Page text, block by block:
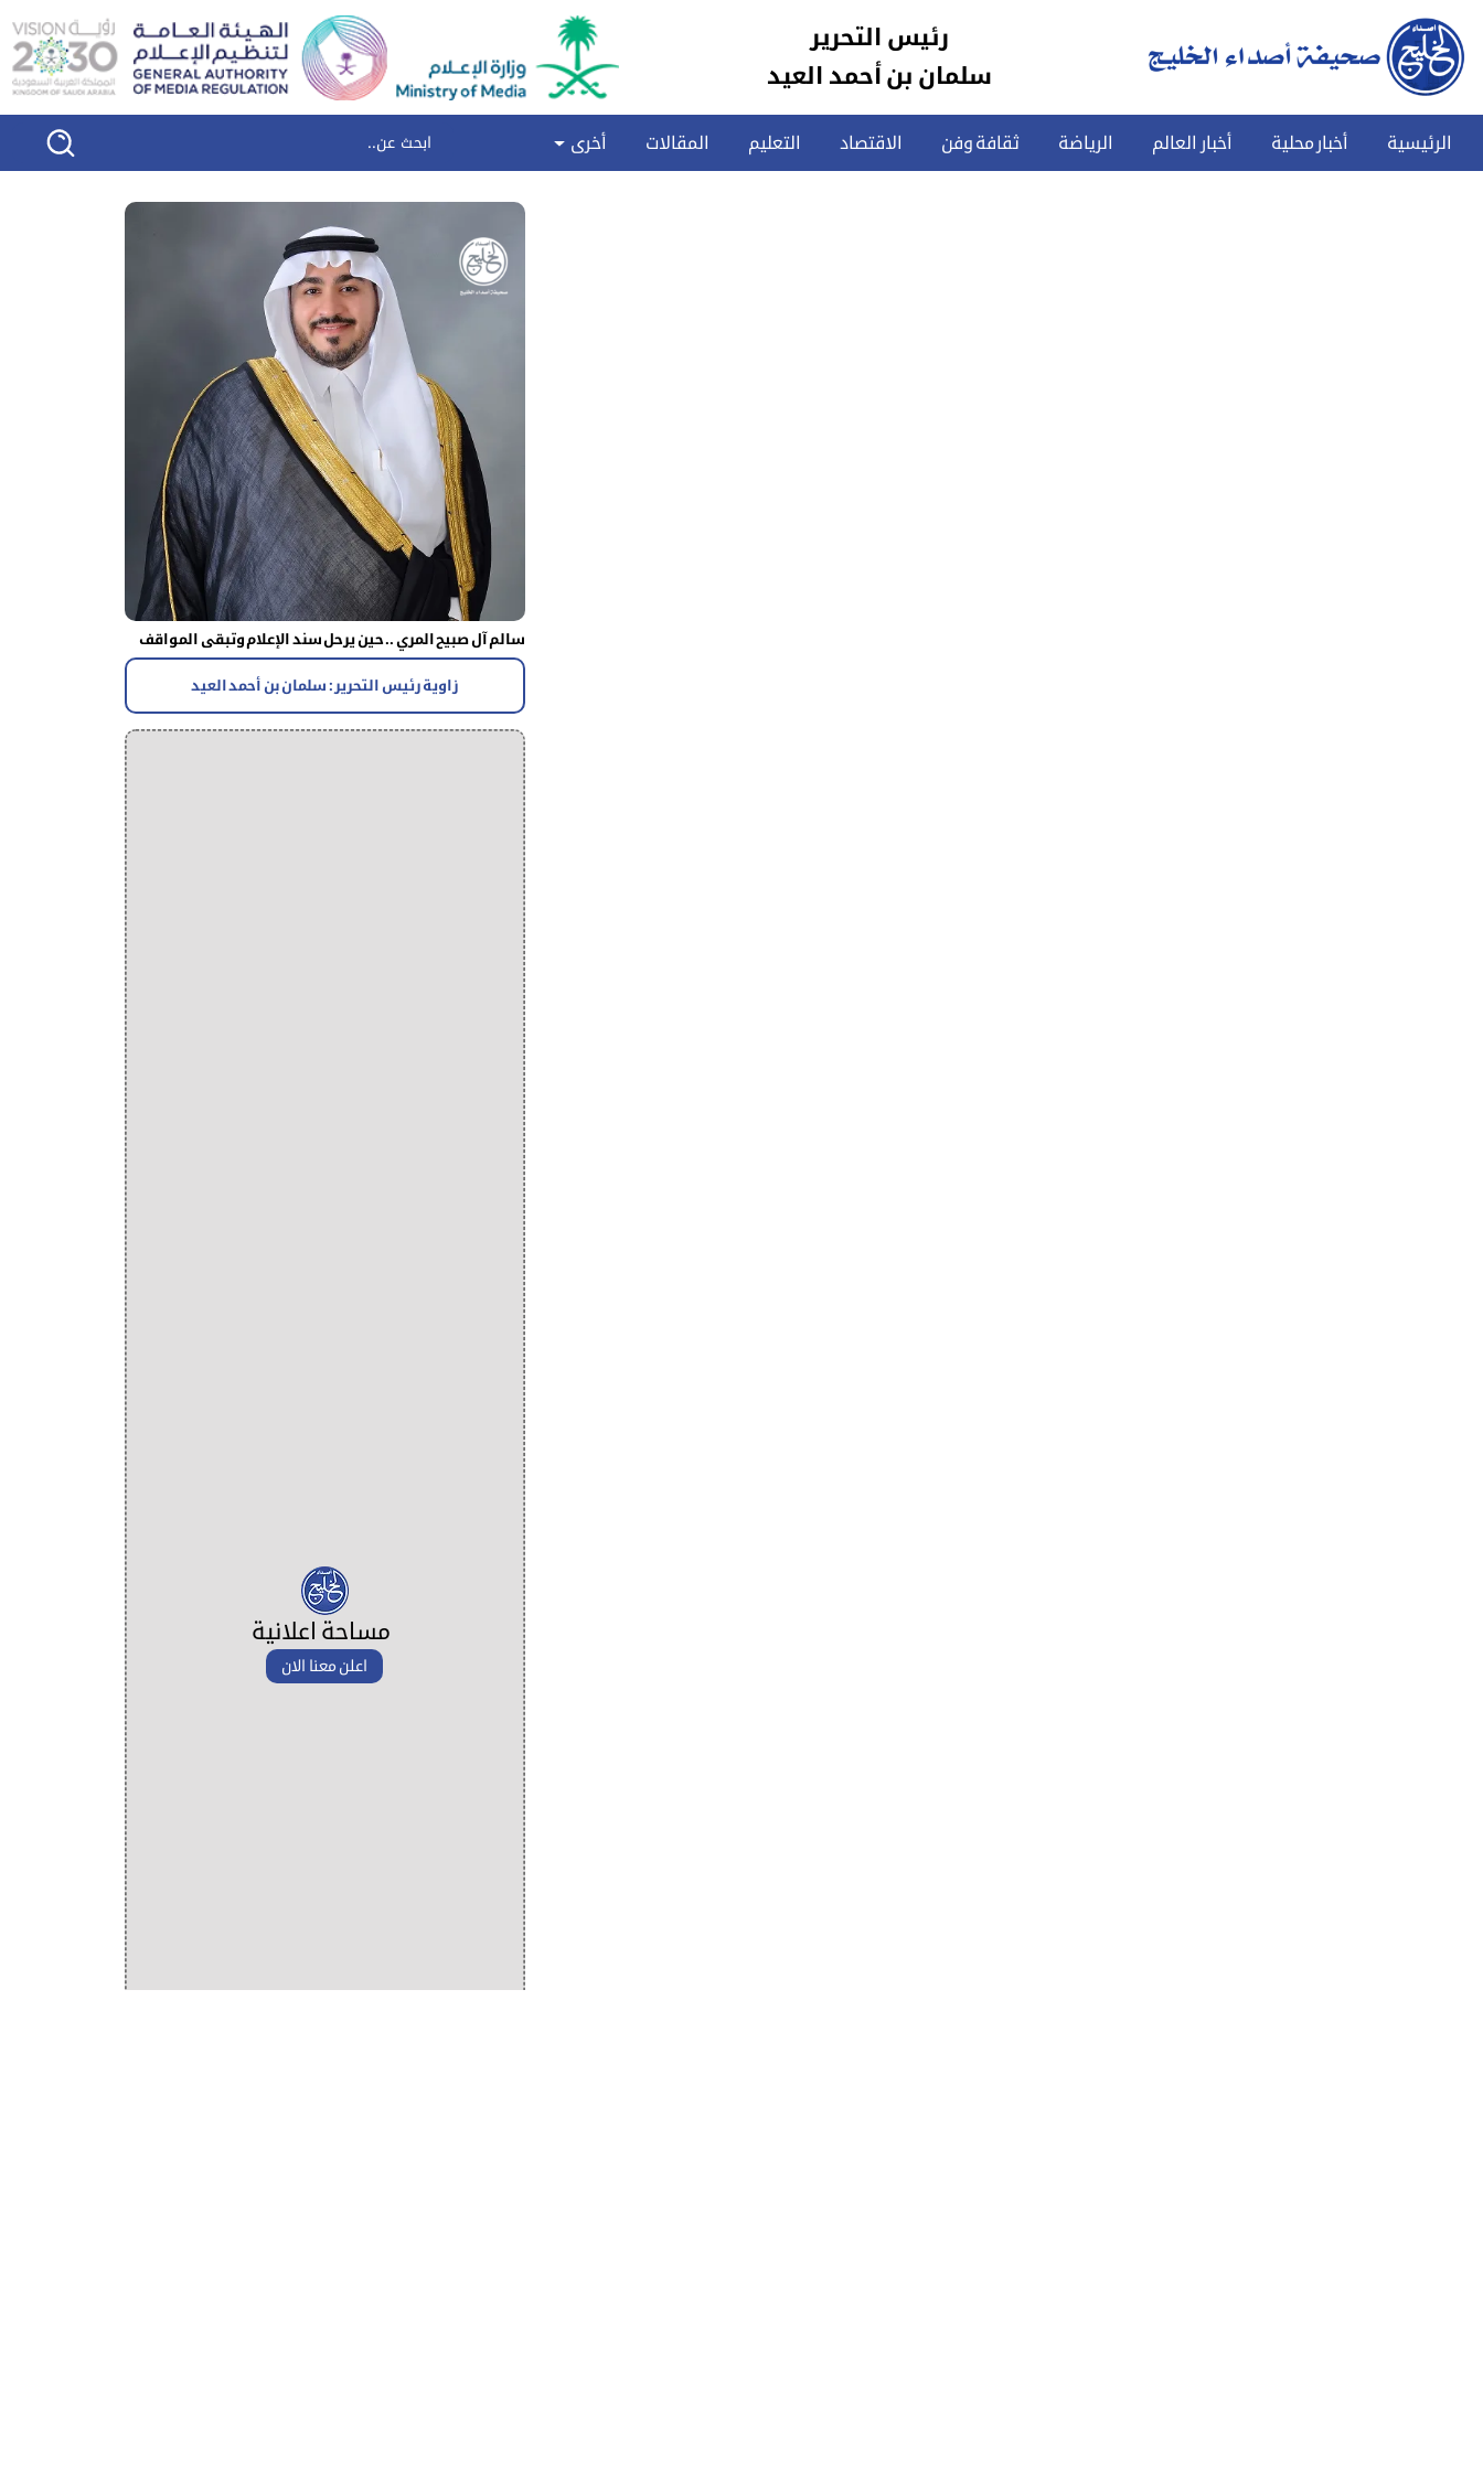
رئيس التحرير
سلمان بن أحمد العيد
الرئيسية أخبار محلية أخبار العالم الرياضة ثقافة وفن الاقتصاد التعليم المقالات أخرى
سالم آل صبيح المري .. حين يرحل سند الإعلام وتبقى المواقف
زاوية رئيس التحرير : سلمان بن أحمد العيد
مساحة اعلانية
اعلن معنا الان